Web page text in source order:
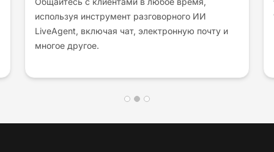
обеспечивает круглосуточную помощь. Он
минимизирует ручную работу без усилий.